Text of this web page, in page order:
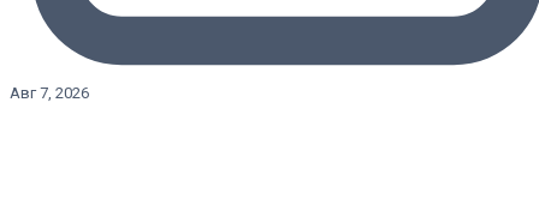
Авг 7, 2026